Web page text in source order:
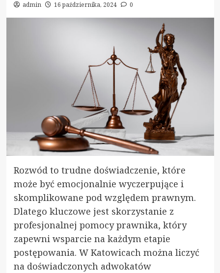
admin 16 października, 2024 0
Rozwód to trudne doświadczenie, które
może być emocjonalnie wyczerpujące i
skomplikowane pod względem prawnym.
Dlatego kluczowe jest skorzystanie z
profesjonalnej pomocy prawnika, który
zapewni wsparcie na każdym etapie
postępowania. W Katowicach można liczyć
na doświadczonych adwokatów